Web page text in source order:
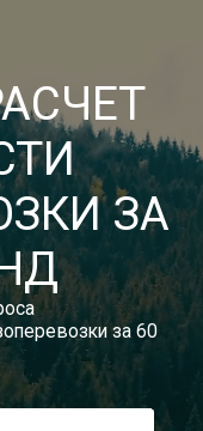
533-86-05
бесплатный
звонок
Тарифы
Отзывы
Статьи
Новости
Документы
Контакты
ЗА
за 60